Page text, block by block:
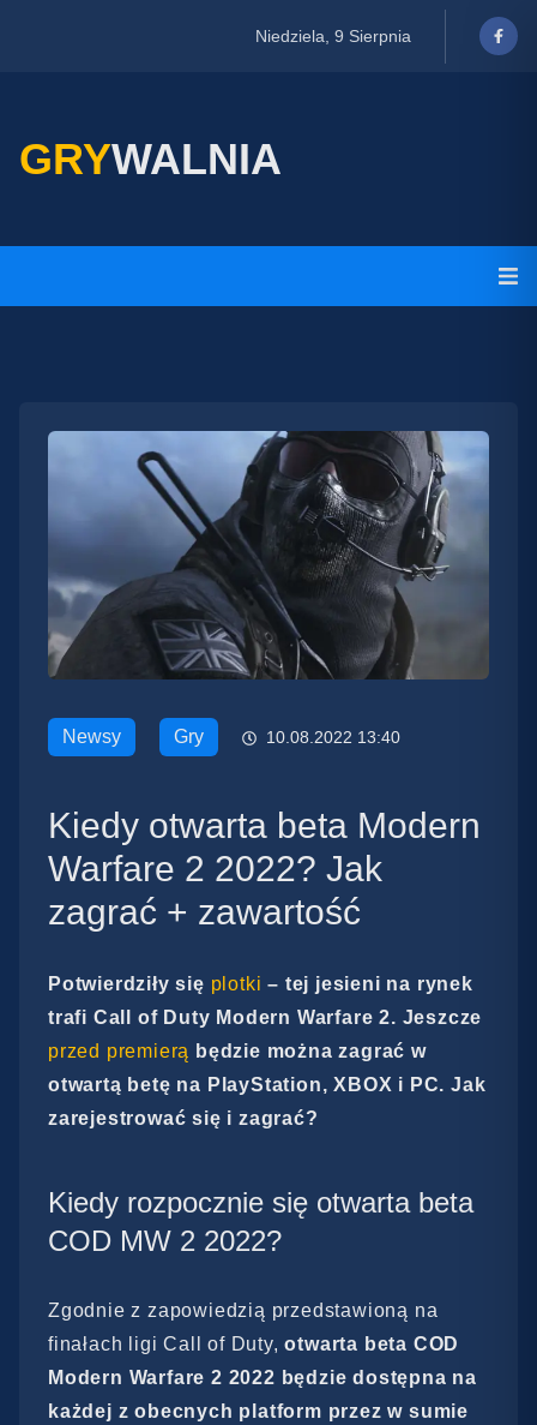
Niedziela, 9 Sierpnia
GRYWALNIA
Newsy Gry 10.08.2022 13:40
Kiedy otwarta beta Modern
Warfare 2 2022? Jak
zagrać + zawartość
Potwierdziły się plotki– tej jesieni na rynek
trafi Call of Duty Modern Warfare 2. Jeszcze
przed premierą będzie można zagrać w
otwartą betę na PlayStation, XBOX i PC. Jak
zarejestrować się i zagrać?
Kiedy rozpocznie się otwarta beta
COD MW 2 2022?
Zgodnie z zapowiedzią przedstawioną na
finałach ligi Call of Duty,otwarta beta COD
Modern Warfare 2 2022 będzie dostępna na
każdej z obecnych platform przez w sumie